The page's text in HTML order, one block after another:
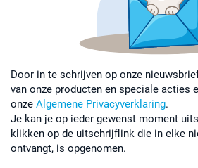
Door in te schrijven op onze
van onze producten en speciale acties
onze Algemene Privacyverklaring.
Je kan je op ieder gewenst moment
klikken op de uitschrijflink die in elke
ontvangt, is opgenomen.